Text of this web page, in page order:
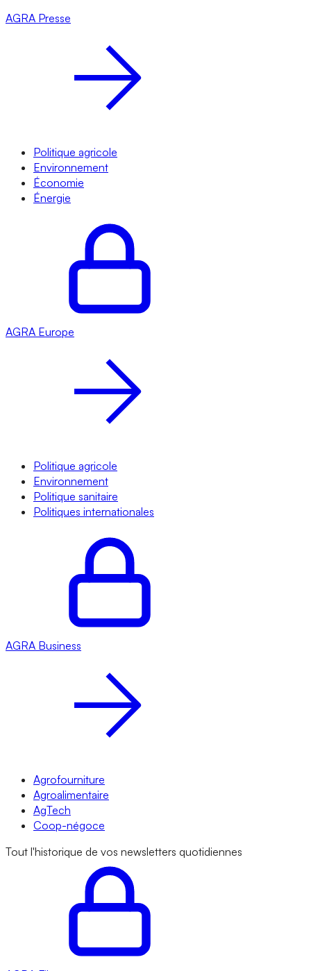
AGRA Presse
Politique agricole
Environnement
Économie
Énergie
AGRA Europe
Politique agricole
Environnement
Politique sanitaire
Politiques internationales
AGRA Business
Agrofourniture
Agroalimentaire
AgTech
Coop-négoce
Tout l'historique de vos newsletters quotidiennes